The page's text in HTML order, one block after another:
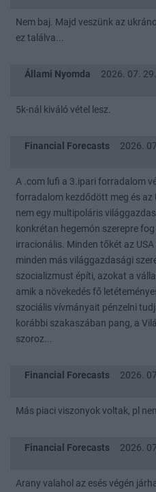
Nem baj. Majd veszünk az
ez találva...
Állami Nyomda
2026. 07.
5k-nál kiváló vétel lesz.
Financial Forecasts
2026.
A .com lufi a 3.ipari forradalom
forradalom kezdődött meg és az
nem egy multipoláris
konkrétan hegemón szerepre
irracionális. Minden tőkét az
minden más világgazdasági
szocializmust építi, azokat a
amik a növekedés fő
szociális vívmányait pénzelni
korábbi szakaszában pang, a
szoroz...
Financial Forecasts
2026.
Más piaci viszonyok voltak, pl
Financial Forecasts
2026.
Arany valahol az esés végén